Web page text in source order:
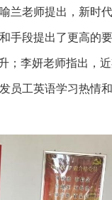
兰老师提出，新时
手段提出了更高的
李妍老师指出，
工英语学习热情